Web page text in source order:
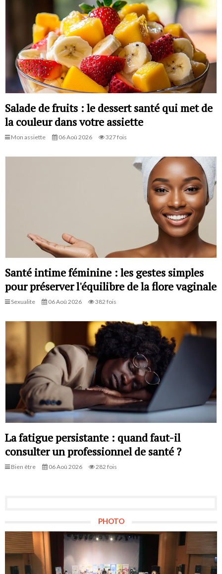
Salade de fruits : le dessert santé qui met de
la couleur dans votre assiette
Mon assiette 06 Aoû 2026 327 fois
Santé intime féminine : les gestes simples
pour préserver l'équilibre de la flore vaginale
Sexualite 06 Aoû 2026 382 fois
La fatigue persistante : quand faut-il
consulter un professionnel de santé ?
Bien être 06 Aoû 2026 282 fois
PHOTO